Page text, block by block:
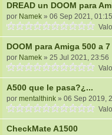
DREAD un DOOM para
por Namek » 06 Sep 2021, 01:15
DOOM para Amiga 500 a
por Namek » 25 Jul 2021, 23:56
A500 que le pasa?¿...
por mentalthink » 06 Sep 2019,
CheckMate A1500